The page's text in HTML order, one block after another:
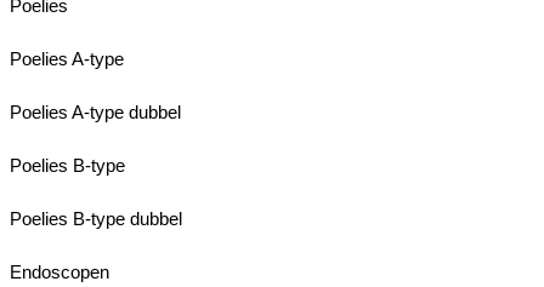
Poelies
Poelies A-type
Poelies A-type dubbel
Poelies B-type
Poelies B-type dubbel
Endoscopen